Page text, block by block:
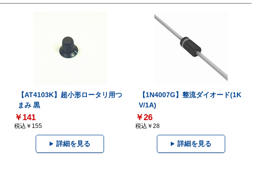
【AT4103K】超小形ロータリ用つ
まみ 黒
￥141
税込￥155
詳細を見る
【1N4007G】整流ダイオード(1K
V/1A)
￥26
税込￥28
詳細を見る